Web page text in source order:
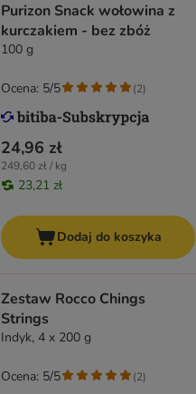
Purizon Snack wołowina z
kurczakiem - bez zbóż
100 g
24,96 zł
249,60 zł / kg
23,21 zł
Ocena: 5/5 (2)
Dodaj do koszyka
Zestaw Rocco Chings
Strings
Indyk, 4 x 200 g
Ocena: 5/5 (2)